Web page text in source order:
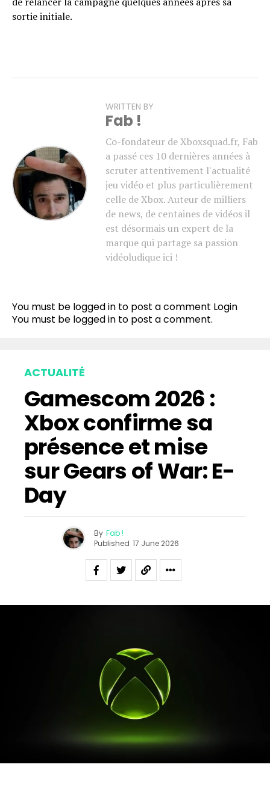
sortie initiale.
WRITTEN BY
Fab !
Co-fondateur de Xboxsquad.fr, Fab
a passé ces 10 dernières années à
scruter attentivement l'actualité
jeu vidéo et plus particulièrement
celle de Xbox. Auteur de milliers
de news, de centaines de vidéos il
est désormais un expert de la
marque qui partage sa passion
vidéoludique ici !
You must be logged in to post a comment Login
You must be logged in to post a comment.
ACTUALITÉ
Gamescom 2026 :
Xbox confirme sa
présence et mise
sur Gears of War: E-
Day
By Fab !
Published 17 June 2026